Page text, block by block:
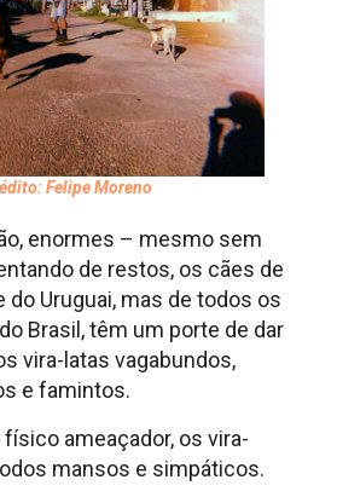
Felipe Moreno
enormes – mesmo sem
de restos, os cães de
do Uruguai, mas de todos os
Brasil, têm um porte de dar
vira-latas vagabundos,
e famintos.
físico ameaçador, os vira-
mansos e simpáticos.